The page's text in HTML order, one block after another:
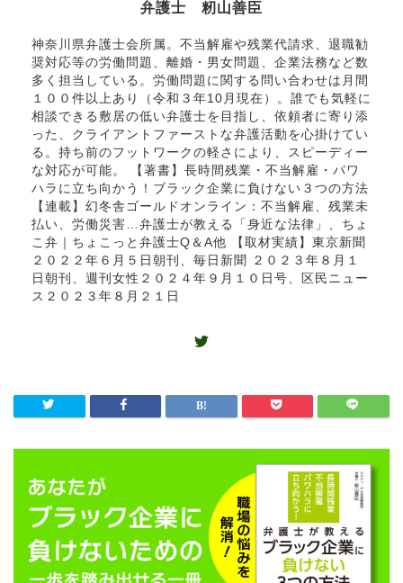
弁護士 籾山善臣
神奈川県弁護士会所属。不当解雇や残業代請求、退職勧
奨対応等の労働問題、離婚・男女問題、企業法務など数
多く担当している。労働問題に関する問い合わせは月間
１００件以上あり（令和３年10月現在）。誰でも気軽に
相談できる敷居の低い弁護士を目指し、依頼者に寄り添
った、クライアントファーストな弁護活動を心掛けてい
る。持ち前のフットワークの軽さにより、スピーディー
な対応が可能。 【著書】長時間残業・不当解雇・パワ
ハラに立ち向かう！ブラック企業に負けない３つの方法
【連載】幻冬舎ゴールドオンライン：不当解雇、残業未
払い、労働災害…弁護士が教える「身近な法律」、ちょ
こ弁｜ちょこっと弁護士Q＆A他 【取材実績】東京新聞
２０２２年６月５日朝刊、毎日新聞 ２０２３年８月１
日朝刊、週刊女性２０２４年９月１０日号、区民ニュー
ス２０２３年８月２１日